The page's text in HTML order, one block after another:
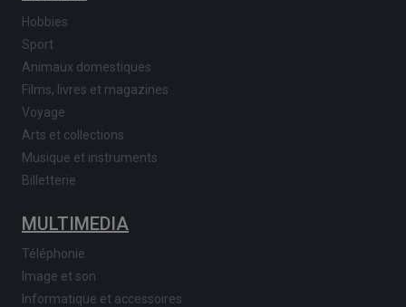
Hobbies
Sport
Animaux domestiques
Films, livres et magazines
Voyage
Arts et collections
Musique et instruments
Billetterie
MULTIMEDIA
Téléphonie
Image et son
Informatique et accessoires